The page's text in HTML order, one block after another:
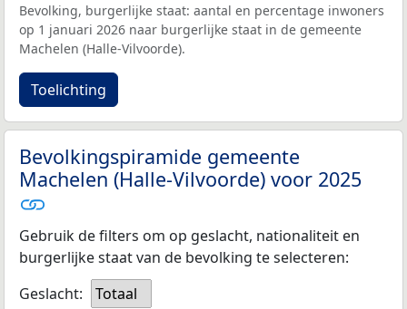
Bevolking, burgerlijke staat: aantal en percentage inwoners
op 1 januari 2026 naar burgerlijke staat in de gemeente
Machelen (Halle-Vilvoorde).
Toelichting
Bevolkingspiramide gemeente
Machelen (Halle-Vilvoorde) voor 2025
Gebruik de filters om op geslacht, nationaliteit en
burgerlijke staat van de bevolking te selecteren:
Geslacht:
Totaal